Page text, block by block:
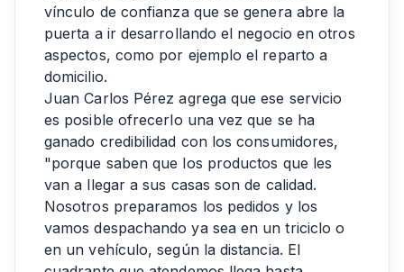
vínculo de confianza que se genera abre la
puerta a ir desarrollando el negocio en otros
aspectos, como por ejemplo el reparto a
domicilio.
Juan Carlos Pérez agrega que ese servicio
es posible ofrecerlo una vez que se ha
ganado credibilidad con los consumidores,
"porque saben que los productos que les
van a llegar a sus casas son de calidad.
Nosotros preparamos los pedidos y los
vamos despachando ya sea en un triciclo o
en un vehículo, según la distancia. El